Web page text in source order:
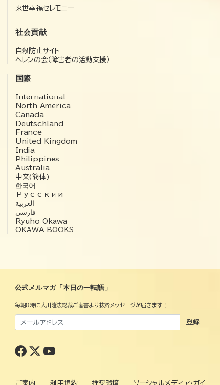
来世幸福セレモニー
社会貢献
自殺防止サイト
ヘレンの会（障害者の活動支援）
国際
International
North America
Canada
Deutschland
France
United Kingdom
India
Philippines
Australia
中文(簡体)
한국어
Русский
العربية‏
فارسی
Ryuho Okawa
OKAWA BOOKS
公式メルマガ「本日の一転語」
毎朝8時に大川隆法総裁ご著書より抜粋メッセージが届きます！
登録
ご案内 利用規約 推奨環境 ソーシャルメディア・ガイ